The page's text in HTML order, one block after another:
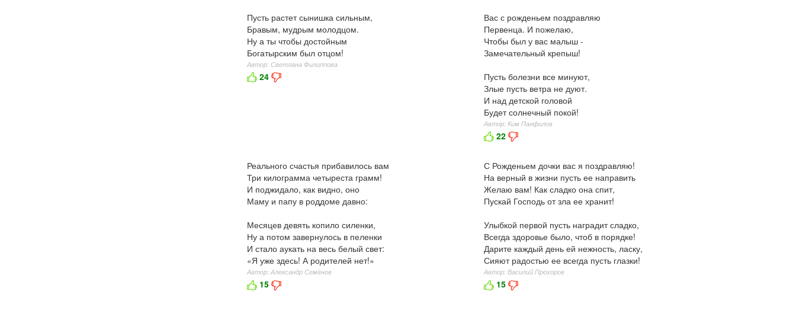
Пусть растет сынишка сильным,
Бравым, мудрым молодцом.
Ну а ты чтобы достойным
Богатырским был отцом!
Автор: Светлана Филиппова
24
Вас с рожденьем поздравляю
Первенца. И пожелаю,
Чтобы был у вас малыш -
Замечательный крепыш!
Пусть болезни все минуют,
Злые пусть ветра не дуют.
И над детской головой
Будет солнечный покой!
Автор: Ким Панфилов
22
Реального счастья прибавилось вам
Три килограмма четыреста грамм!
И поджидало, как видно, оно
Маму и папу в роддоме давно:
Месяцев девять копило силенки,
Ну а потом завернулось в пеленки
И стало аукать на весь белый свет:
«Я уже здесь! А родителей нет!»
Автор: Александр Семёнов
15
С Рожденьем дочки вас я поздравляю!
На верный в жизни пусть ее направить
Желаю вам! Как сладко она спит,
Пускай Господь от зла ее хранит!
Улыбкой первой пусть наградит сладко,
Всегда здоровье было, чтоб в порядке!
Дарите каждый день ей нежность, ласку,
Сияют радостью ее всегда пусть глазки!
Автор: Василий Прохоров
15